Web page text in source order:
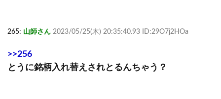
265: 山師さん 2023/05/25(木) 20:35:40.93 ID:29O7j2HOa
>>256
とうに銘柄入れ替えされとるんちゃう？